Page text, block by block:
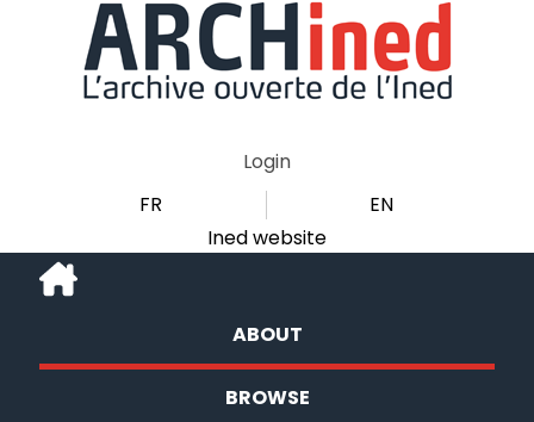
Login
FR
EN
Ined website
ABOUT
BROWSE